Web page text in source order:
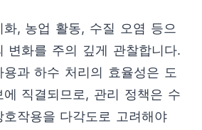
, 농업 활동, 수질 오염 등으
변화를 주의 깊게 관찰합니다.
과 하수 처리의 효율성은 도
직결되므로, 관리 정책은 수
작용을 다각도로 고려해야